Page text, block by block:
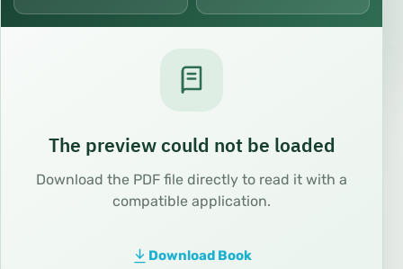
The preview could not be loaded
Download the PDF file directly to read it with a
compatible application.
Download Book